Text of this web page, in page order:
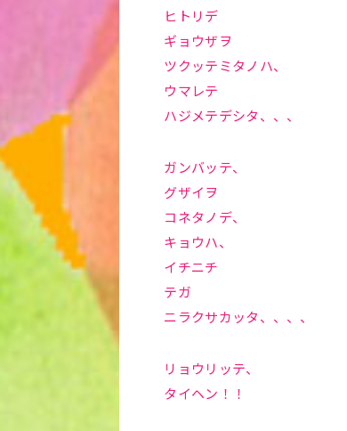
ヒトリデ
ギョウザヲ
ツクッテミタノハ、
ウマレテ
ハジメテデシタ、、、
ガンバッテ、
グザイヲ
コネタノデ、
キョウハ、
イチニチ
テガ
ニラクサカッタ、、、、
リョウリッテ、
タイヘン！！